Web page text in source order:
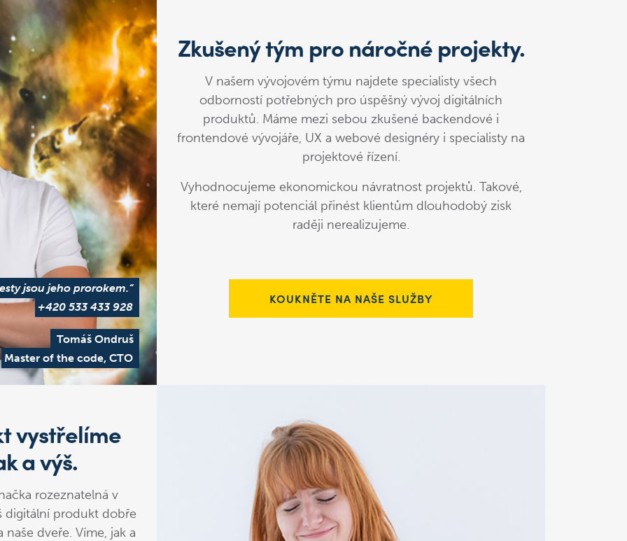
jsou jeho prorokem.“
+420 533 433 928
Tomáš Ondruš
Master of the code, CTO
Zkušený tým pro náročné projekty.
V našem vývojovém týmu najdete specialisty všech
odborností potřebných pro úspěšný vývoj digitálních
produktů. Máme mezi sebou zkušené backendové i
frontendové vývojáře, UX a webové designéry i specialisty na
projektové řízení.
Vyhodnocujeme ekonomickou návratnost projektů. Takové,
které nemají potenciál přinést klientům dlouhodobý zisk
raději nerealizujeme.
KOUKNĚTE NA NAŠE SLUŽBY
vystřelíme
a výš.
rozeznatelná v
digitální produkt dobře
dveře. Víme, jak a